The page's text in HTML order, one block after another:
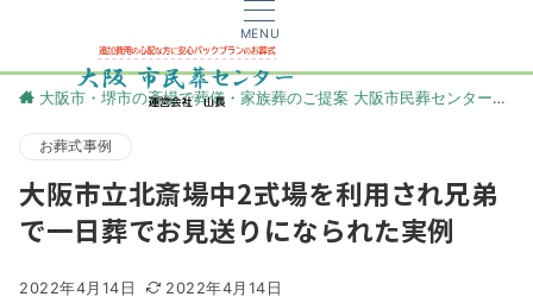
MENU
大阪市・堺市の斎場で葬儀・家族葬のご提案 大阪市民葬センター
お葬式事例
大阪市立北斎場中2式場を利用され兄弟
で一日葬でお見送りになられた実例
2022年4月14日 2022年4月14日